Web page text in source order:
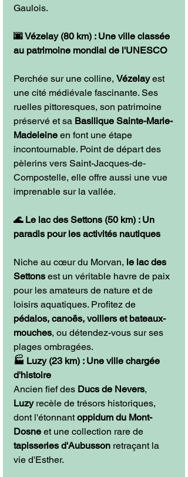
Gaulois.
🌆 Vézelay (80 km) : Une ville classée
au patrimoine mondial de l'UNESCO
Perchée sur une colline, Vézelay est
une cité médiévale fascinante. Ses
ruelles pittoresques, son patrimoine
préservé et sa Basilique Sainte-Marie-
Madeleine en font une étape
incontournable. Point de départ des
pèlerins vers Saint-Jacques-de-
Compostelle, elle offre aussi une vue
imprenable sur la vallée.
🌊 Le lac des Settons (50 km) : Un
paradis pour les activités nautiques
Niche au cœur du Morvan, le lac des
Settons est un véritable havre de paix
pour les amateurs de nature et de
loisirs aquatiques. Profitez de
pédalos, canoës, voiliers et bateaux-
mouches, ou détendez-vous sur ses
plages ombragées.
🏭 Luzy (23 km) : Une ville chargée
d'histoire
Ancien fief des Ducs de Nevers,
Luzy recèle de trésors historiques,
dont l'étonnant oppidum du Mont-
Dosne et une collection rare de
tapisseries d'Aubusson retraçant la
vie d'Esther.